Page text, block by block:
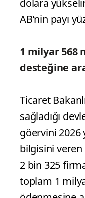
AB’nin payı
1 milyar 568
desteğine
Ticaret
sağladığı
göervini 2026
bilgisini veren
2 bin 325
toplam 1